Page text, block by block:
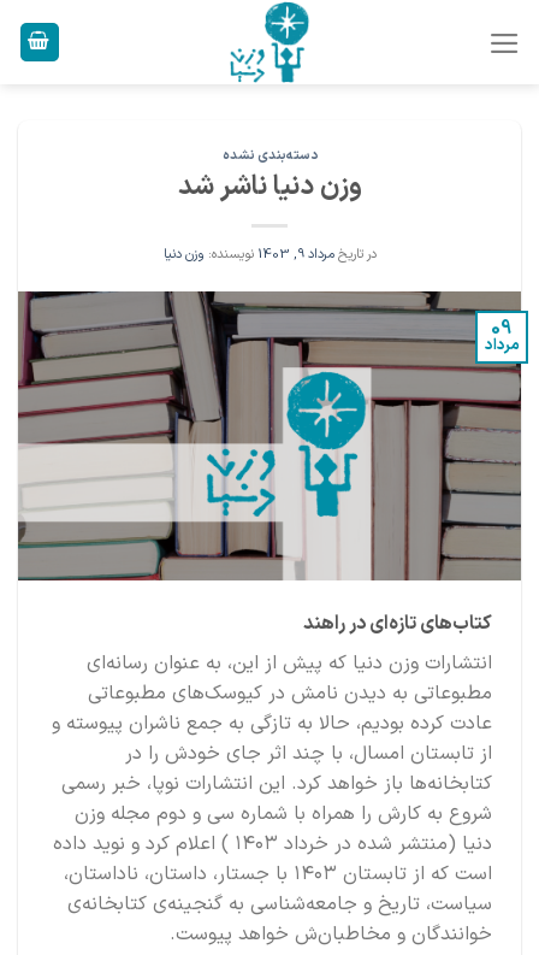
دسته‌بندی نشده
وزن دنیا ناشر شد
در تاریخمرداد 9, 1403 نویسنده: وزن دنیا
09
مرداد
کتاب‌های تازه‌ای در راهند
انتشارات وزن دنیا که پیش از این، به عنوان رسانه‌ای
مطبوعاتی به دیدن نامش در کیوسک‌های مطبوعاتی
عادت کرده بودیم، حالا به تازگی به جمع ناشران پیوسته و
از تابستان امسال، با چند اثر جای خودش را در
کتابخانه‌ها باز خواهد کرد. این انتشارات نوپا، خبر رسمی
شروع به کارش را همراه با شماره سی و دوم مجله وزن
دنیا (منتشر شده در خرداد ۱۴۰۳ ) اعلام کرد و نوید داده
است که از تابستان ۱۴۰۳ با جستار، داستان، ناداستان،
سیاست، تاریخ و جامعه‌شناسی به گنجینه‌ی کتابخانه‌ی
خوانندگان و مخاطبان‌ش خواهد پیوست.‍